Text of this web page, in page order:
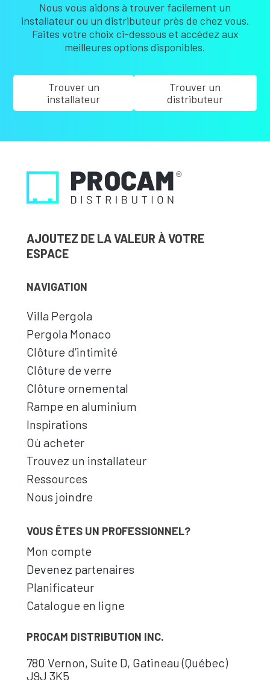
Nous vous aidons à trouver facilement un
installateur ou un distributeur près de chez vous.
Faites votre choix ci-dessous et accédez aux
meilleures options disponibles.
Trouver un
installateur
Trouver un
distributeur
AJOUTEZ DE LA VALEUR À VOTRE
ESPACE
NAVIGATION
Villa Pergola
Pergola Monaco
Clôture d’intimité
Clôture de verre
Clôture ornemental
Rampe en aluminium
Inspirations
Où acheter
Trouvez un installateur
Ressources
Nous joindre
VOUS ÊTES UN PROFESSIONNEL?
Mon compte
Devenez partenaires
Planificateur
Catalogue en ligne
PROCAM DISTRIBUTION INC.
780 Vernon, Suite D, Gatineau (Québec)
J9J 3K5